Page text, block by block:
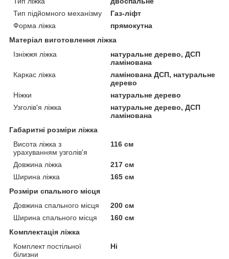
Тип підйомного механізму
Газ-ліфт
Форма ліжка
прямокутна
Матеріал виготовлення ліжка
Ізніжжя ліжка
натуральне дерево, ДСП
ламінована
Каркас ліжка
ламінована ДСП, натуральне
дерево
Ніжки
натуральне дерево
Узголів'я ліжка
натуральне дерево, ДСП
ламінована
Габаритні розміри ліжка
Висота ліжка з
урахуванням узголів'я
116 см
Довжина ліжка
217 см
Ширина ліжка
165 см
Розміри спального місця
Довжина спального місця
200 см
Ширина спального місця
160 см
Комплектація ліжка
Комплект постільної
білизни
Ні